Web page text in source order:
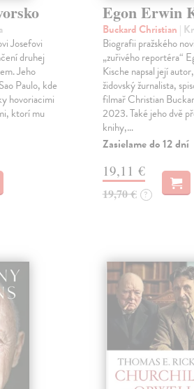
Josefovi
druhej
Jeho
Paulo, kde
hovoriacimi
ktorí mu
Egon Erwin
Buckard Christian |
Biografii pražského
„zuřivého reportéra“
Kische napsal její
židovský žurnalista,
filmař Christian
2023. Také jeho dvě
knihy,…
Zasielame do 12 dní
19,11 €
19,70 € ?